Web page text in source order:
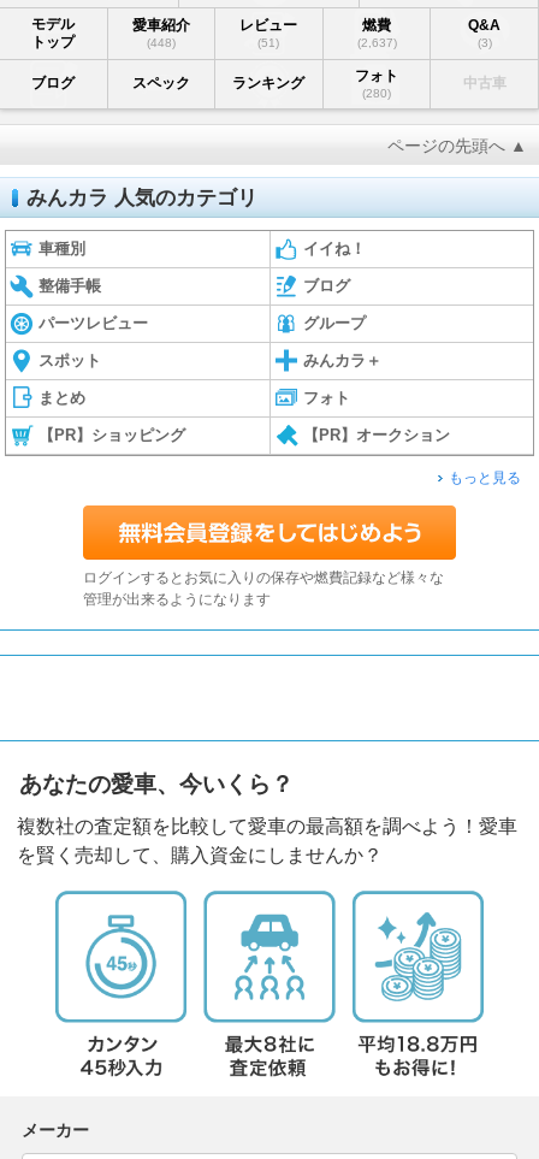
モデル
トップ
愛車紹介
(448)
レビュー
(51)
燃費
(2,637)
Q&A
(3)
ブログ スペック ランキング フォト
(280)
中古車
ページの先頭へ ▲
みんカラ 人気のカテゴリ
車種別 イイね！
整備手帳 ブログ
パーツレビュー グループ
スポット みんカラ＋
まとめ フォト
【PR】ショッピング 【PR】オークション
もっと見る
ログインするとお気に入りの保存や燃費記録など様々な
管理が出来るようになります
あなたの愛車、今いくら？
複数社の査定額を比較して愛車の最高額を調べよう！愛車
を賢く売却して、購入資金にしませんか？
メーカー